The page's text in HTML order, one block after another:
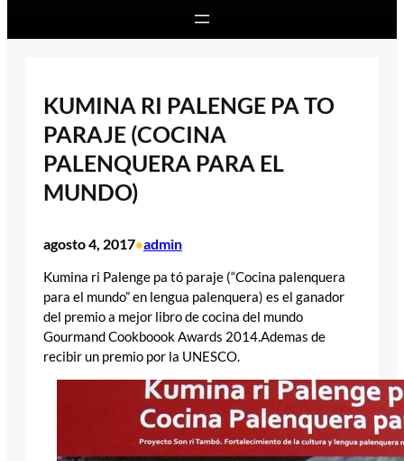
KUMINA RI PALENGE PA TO
PARAJE (COCINA
PALENQUERA PARA EL
MUNDO)
agosto 4, 2017•admin
Kumina ri Palenge pa tó paraje (“Cocina palenquera
para el mundo” en lengua palenquera) es el ganador
del premio a mejor libro de cocina del mundo
Gourmand Cookboook Awards 2014.Ademas de
recibir un premio por la UNESCO.